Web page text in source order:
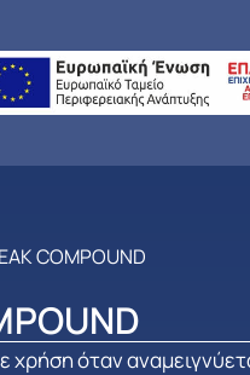
COMPOUND
χρήση όταν